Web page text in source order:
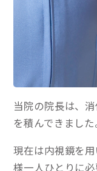
当院の院長は、
を積んできました
現在は内視鏡を
様一人ひとりに必